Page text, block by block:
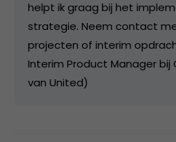
helpt ik graag bij het
strategie. Neem contact
projecten of interim
Interim Product Manager
van United)